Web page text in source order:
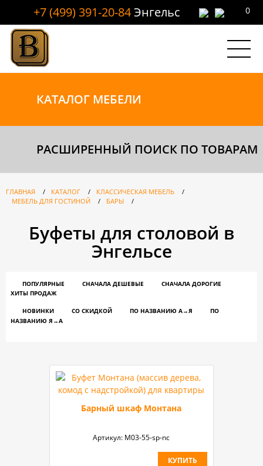
+7 (499) 391-20-84Энгельс 0
КАТАЛОГ МЕБЕЛИ
РАСШИРЕННЫЙ ПОИСК ПО ТОВАРАМ
ГЛАВНАЯ / КАТАЛОГ / КЛАССИЧЕСКАЯ МЕБЕЛЬ
/
МЕБЕЛЬ ДЛЯ ГОСТИНОЙ
/ БАРЫ /
Буфеты для столовой в
Энгельсе
ПОПУЛЯРНЫЕ СНАЧАЛА ДЕШЕВЫЕ
СНАЧАЛА ДОРОГИЕ
ХИТЫ ПРОДАЖ
НОВИНКИ СО СКИДКОЙ ПО НАЗВАНИЮ A→Я
ПО
НАЗВАНИЮ Я→А
Барный шкаф Монтана
Артикул: М03-55-sp-nc
КУПИТЬ